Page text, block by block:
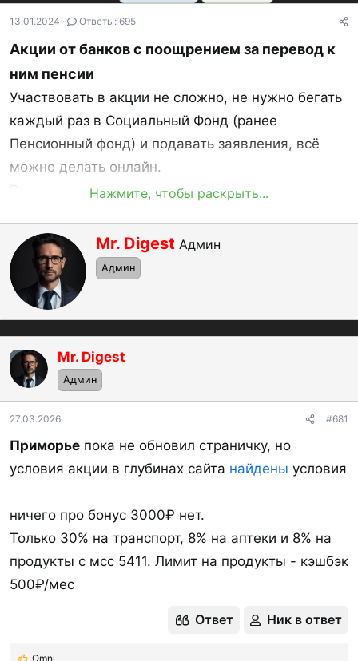
е
м
ы
ч
л
т
ы
13.01.2024 Ответы: 695
Акции от банков с поощрением за перевод к
ним пенсии
Участвовать в акции не сложно, не нужно бегать
каждый раз в Социальный Фонд (ранее
Пенсионный фонд) и подавать заявления, всё
можно делать онлайн.
Разве что нужно открывать банковские счета и
Зато получится при соблюдении условий
собирать по 1-3 тыс руб за такие действия.
Разбираем условия в этой теме.
Обновление 07/07/2026
Альфа-Банк: 3000₽
Нужно:
- перевести пенсию и сделать покупку от 1000₽
после её зачисления;
- либо подключить статус ИПК (индивидуальный
пенсионный клиент),
кредитных организаций через СБП,
получить средства в рамках автопополнения в
размере больше 10к (у клиентов сумма зависит
от места регистрации, она будет отображаться
при оформлении ИПК и/или при оформлении
Нажмите, чтобы раскрыть...
А
в
т
р
Mr. Digest Админ
Админ
OP Mr. Digest
Админ
27.03.2026 #681
Приморье пока не обновил страничку, но
условия акции в глубинах сайта найдены условия
ничего про бонус 3000₽ нет.
Только 30% на транспорт, 8% на аптеки и 8% на
продукты с мсс 5411. Лимит на продукты - кэшбэк
500₽/мес
Ответ Ник в ответ
Omni